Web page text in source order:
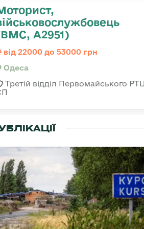
А2951)
від 22000 до 53000 грн
Одеса
Третій відділ Первомайського